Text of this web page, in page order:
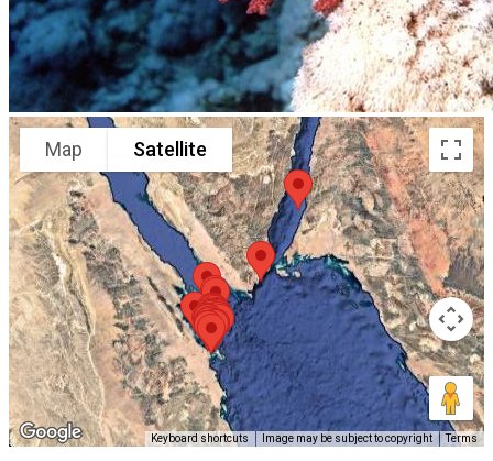
Map Satellite
Keyboard shortcuts Image may be subject to copyright Terms